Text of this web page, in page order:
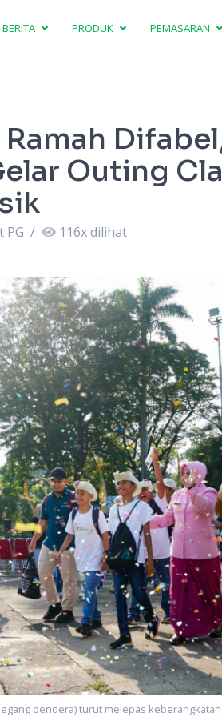
BERITA PRODUK PEMASARAN
Outing
PG / 116x dilihat
bendera) turut melepas